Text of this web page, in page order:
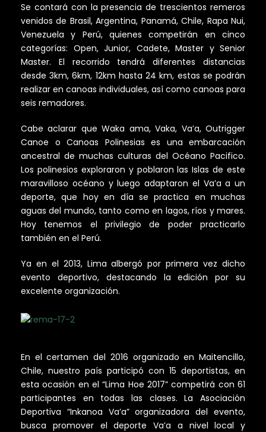
Se contará con la presencia de trescientos remeros
venidos de Brasil, Argentina, Panamá, Chile, Rapa Nui,
Venezuela y Perú, quienes competirán en cinco
categorías: Open, Junior, Cadete, Master y Senior
Master. El recorrido tendrá diferentes distancias
desde 3km, 6km, 12km hasta 24 km, estas se podrán
realizar en canoas individuales, así como canoas para
seis remadores.
Cabe aclarar que Waka ama, Vaka, Va’a, Outrigger
Canoe o Canoas Polinesias es una embarcación
ancestral de muchas culturas del Océano Pacifico.
Los polinesios exploraron y poblaron las Islas de este
maravilloso océano y luego adaptaron el Va’a a un
deporte, que hoy en día se practica en muchas
aguas del mundo, tanto como en lagos, ríos y mares.
Hoy tenemos el privilegio de poder practicarlo
también en el Perú.
Ya en el 2013, Lima albergó por primera vez dicho
evento deportivo, destacando la edición por su
excelente organización.
En el certamen del 2016 organizado en Maitencillo,
Chile, nuestro país participó con 15 deportistas, en
esta ocasión en el “Lima Hoe 2017” competirá con 61
participantes en todas las clases. La Asociación
Deportiva “Inkanoa Va’a” organizadora del evento,
busca promover el deporte Va’a a nivel local y